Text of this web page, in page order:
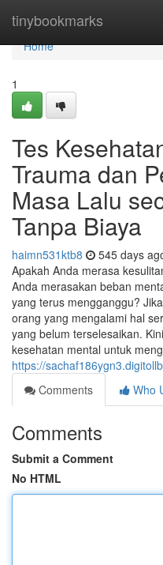
tinybookmarks
Home
Home
1
Tes
Trauma dan
Masa Lalu
Tanpa Biaya
haimn531ktb8 545 days
Apakah Anda merasa
Anda merasakan beban
yang terus mengganggu?
orang yang mengalami hal
yang belum terselesaikan.
kesehatan mental untuk
https://
Comments
Who
Comments
Submit a Comment
No HTML